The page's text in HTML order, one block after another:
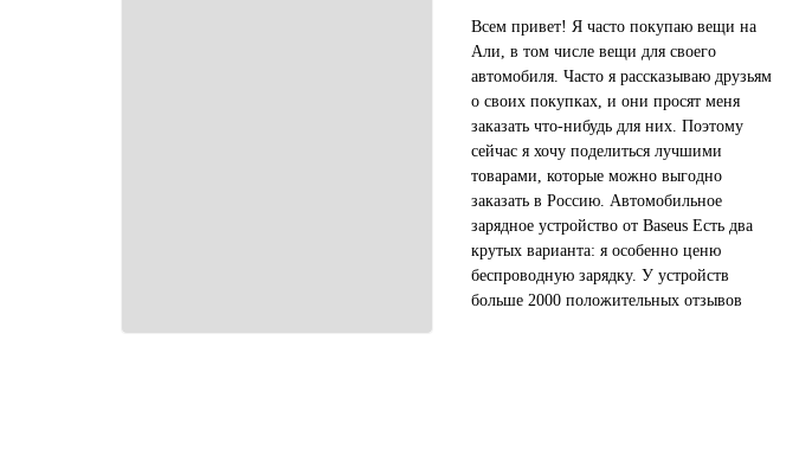
Всем привет! Я часто покупаю вещи на
Али, в том числе вещи для своего
автомобиля. Часто я рассказываю друзьям
о своих покупках, и они просят меня
заказать что-нибудь для них. Поэтому
сейчас я хочу поделиться лучшими
товарами, которые можно выгодно
заказать в Россию. Автомобильное
зарядное устройство от Baseus Есть два
крутых варианта: я особенно ценю
беспроводную зарядку. У устройств
больше 2000 положительных отзывов